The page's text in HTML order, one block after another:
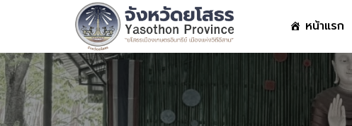
หน้าแรก
Search